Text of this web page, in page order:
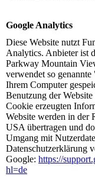
Google Analytics
Diese Website nutzt
Analytics. Anbieter ist
Parkway Mountain
verwendet so
Ihrem Computer
Benutzung der
Cookie erzeugten
Website werden in der
USA übertragen und
Umgang mit
Datenschutzerklärung
Google: https://
hl=de